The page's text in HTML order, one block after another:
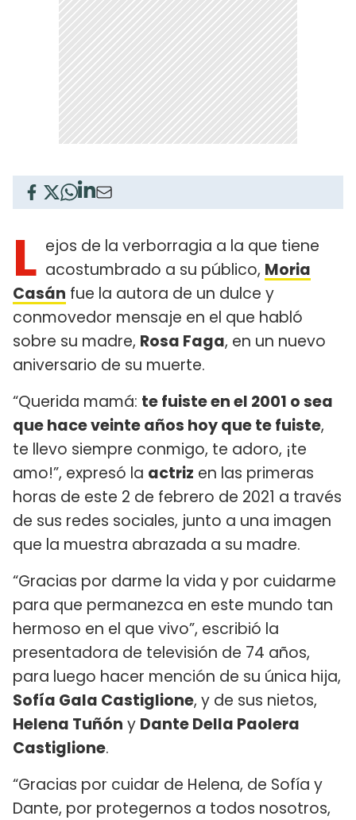
L ejos de la verborragia a la que tiene
acostumbrado a su público, Moria
Casán fue la autora de un dulce y
conmovedor mensaje en el que habló
sobre su madre, Rosa Faga, en un nuevo
aniversario de su muerte.
“Querida mamá: te fuiste en el 2001 o sea
que hace veinte años hoy que te fuiste,
te llevo siempre conmigo, te adoro, ¡te
amo!”, expresó la actriz en las primeras
horas de este 2 de febrero de 2021 a través
de sus redes sociales, junto a una imagen
que la muestra abrazada a su madre.
“Gracias por darme la vida y por cuidarme
para que permanezca en este mundo tan
hermoso en el que vivo”, escribió la
presentadora de televisión de 74 años,
para luego hacer mención de su única hija,
Sofía Gala Castiglione, y de sus nietos,
Helena Tuñón y Dante Della Paolera
Castiglione.
“Gracias por cuidar de Helena, de Sofía y
Dante, por protegernos a todos nosotros,